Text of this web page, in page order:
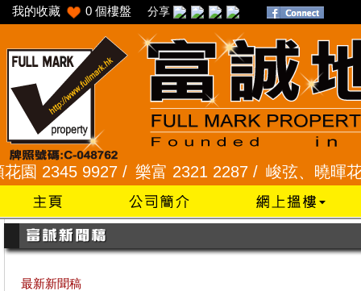
我的收藏 0 個樓盤 分享
9927 / 樂富 2321 2287 / 峻弦、曉暉花園
最新新聞稿